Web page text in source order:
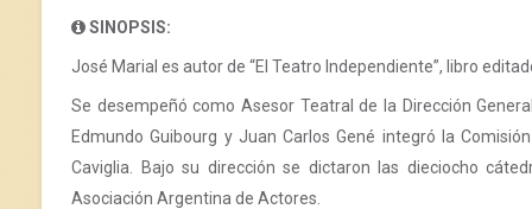
SINOPSIS:
José Marial es autor de “El Teatro Independiente”, libro
Se desempeñó como Asesor Teatral de la Dirección
Edmundo Guibourg y Juan Carlos Gené integró la
Caviglia. Bajo su dirección se dictaron las dieciocho
Asociación Argentina de Actores.